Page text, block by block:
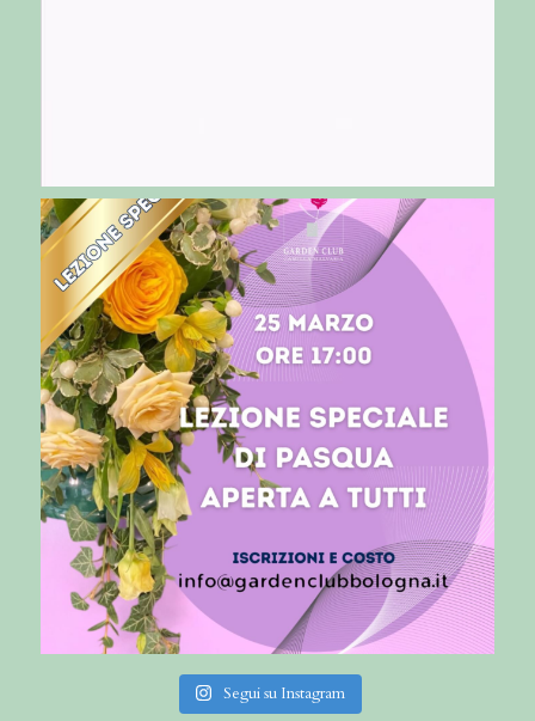
Segui su Instagram